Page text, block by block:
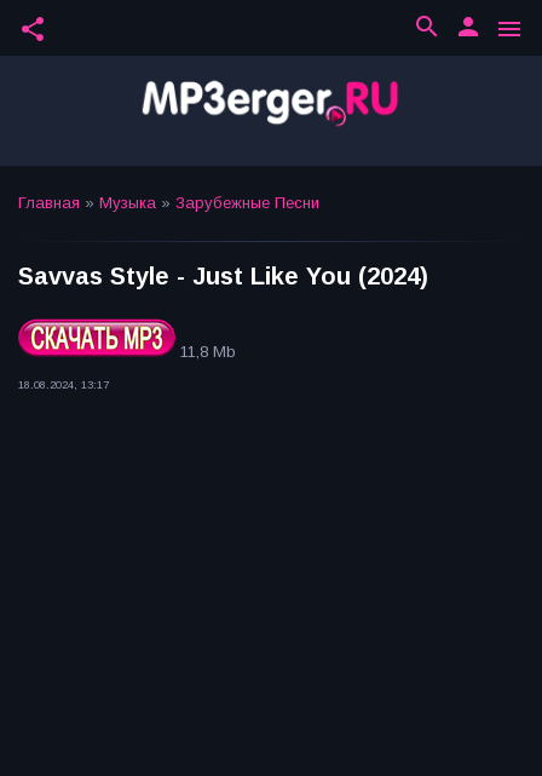
share menu
person
search
Главная » Музыка » Зарубежные Песни
Savvas Style - Just Like You (2024)
11,8 Mb
18.08.2024, 13:17